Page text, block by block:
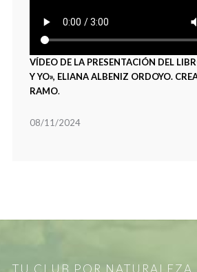
VÍDEO DE LA PRESENTACIÓN DEL
Y YO», ELIANA ALBENIZ ORDOYO.
RAMO.
08/11/2024
TU CLUB POR NATURALEZA